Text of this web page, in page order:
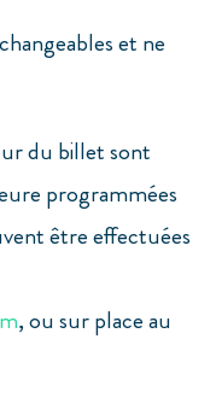
et ne
du billet sont
programmées
être effectuées
, ou sur place au